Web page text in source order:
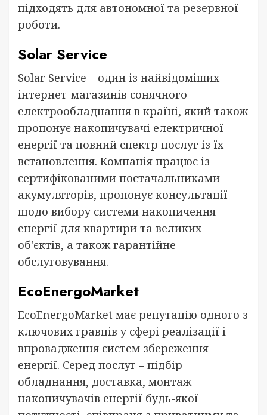
підходять для автономної та резервної
роботи.
Solar Service
Solar Service – один із найвідоміших
інтернет-магазинів сонячного
електрообладнання в країні, який також
пропонує накопичувачі електричної
енергії та повний спектр послуг із їх
встановлення. Компанія працює із
сертифікованими постачальниками
акумуляторів, пропонує консультації
щодо вибору системи накопичення
енергії для квартири та великих
об'єктів, а також гарантійне
обслуговування.
EcoEnergoMarket
EcoEnergoMarket має репутацію одного з
ключових гравців у сфері реалізації і
впровадження систем збереження
енергії. Серед послуг – підбір
обладнання, доставка, монтаж
накопичувачів енергії будь-якої